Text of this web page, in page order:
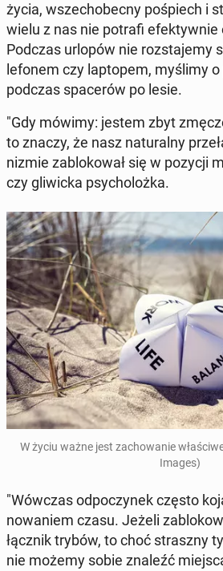
życia, wszech­obec­ny po­śpiech i
wielu z nas nie potrafi efek­tyw­nie
Podczas urlopów nie roz­sta­je­my
le­fo­nem czy lap­to­pem, myślimy
podczas spa­ce­rów po lesie.
"Gdy mówimy: jestem zbyt
to znaczy, że nasz na­tu­ral­ny
ni­zmie za­blo­ko­wał się w pozycji
czy gli­wic­ka psy­cho­loż­ka.
W życiu ważne jest za­cho­wa­nie
Images)
"Wówczas od­po­czy­nek często
no­wa­niem czasu. Jeżeli
łącz­nik trybów, to choć strasz­ny
nie możemy sobie znaleźć